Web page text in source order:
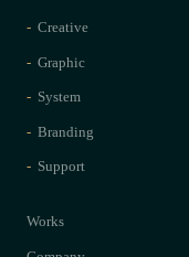
Creative
Graphic
System
Branding
Support
Works